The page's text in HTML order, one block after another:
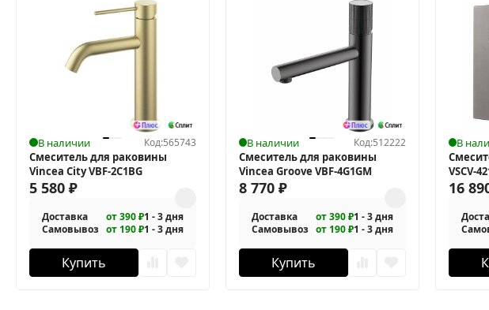
В наличии Код:565743
Смеситель для раковины
Vincea City VBF-2C1BG
5 580 ₽
Доставка от 390 ₽1 - 3 дня
Самовывоз от 190 ₽1 - 3 дня
Купить
В наличии Код:512222
Смеситель для раковины
Vincea Groove VBF-4G1GM
8 770 ₽
Доставка от 390 ₽1 - 3 дня
Самовывоз от 190 ₽1 - 3 дня
Купить
В
VSCV-
16